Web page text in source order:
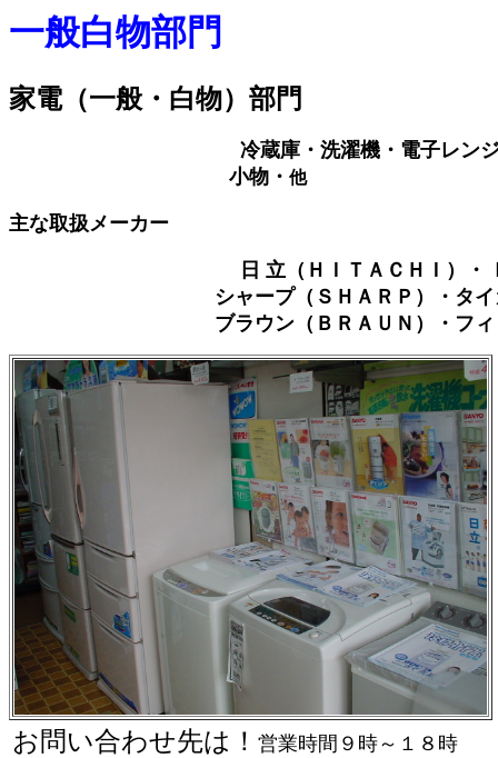
一般白物部門
家電（一般・白物）部門
冷蔵庫・洗濯機・電子レン
小物・ 他
主な取扱メーカー
日 立（ＨＩＴＡＣＨＩ）
シャープ（ＳＨＡＲＰ）・タイガー（
ブラウン（ＢＲＡＵＮ）・フィリ
お問い合わせ先は！ 営業時間９時～１８時